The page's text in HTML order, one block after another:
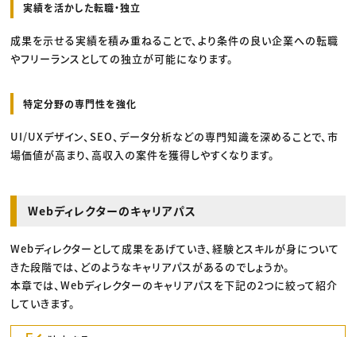
実績を活かした転職・独立
成果を示せる実績を積み重ねることで、より条件の良い企業への転職
やフリーランスとしての独立が可能になります。
特定分野の専門性を強化
UI/UXデザイン、SEO、データ分析などの専門知識を深めることで、市
場価値が高まり、高収入の案件を獲得しやすくなります。
Webディレクターのキャリアパス
Webディレクターとして成果をあげていき、経験とスキルが身について
きた段階では、どのようなキャリアパスがあるのでしょうか。
本章では、Webディレクターのキャリアパスを下記の2つに絞って紹介
していきます。